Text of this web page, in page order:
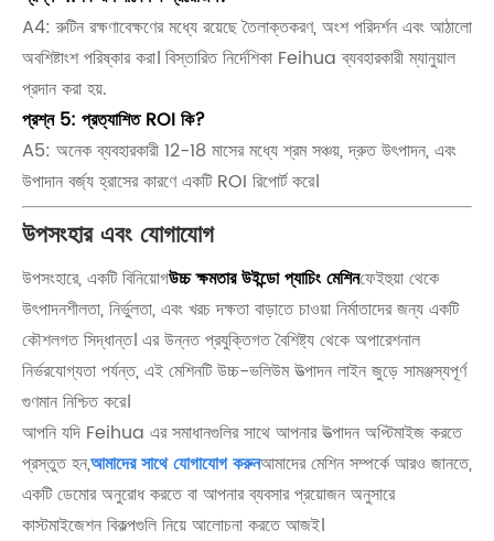
A4: রুটিন রক্ষণাবেক্ষণের মধ্যে রয়েছে তৈলাক্তকরণ, অংশ পরিদর্শন এবং আঠালো
অবশিষ্টাংশ পরিষ্কার করা। বিস্তারিত নির্দেশিকা Feihua ব্যবহারকারী ম্যানুয়াল
প্রদান করা হয়.
প্রশ্ন 5: প্রত্যাশিত ROI কি?
A5: অনেক ব্যবহারকারী 12-18 মাসের মধ্যে শ্রম সঞ্চয়, দ্রুত উৎপাদন, এবং
উপাদান বর্জ্য হ্রাসের কারণে একটি ROI রিপোর্ট করে।
উপসংহার এবং যোগাযোগ
উপসংহারে, একটি বিনিয়োগউচ্চ ক্ষমতার উইন্ডো প্যাচিং মেশিনফেইহুয়া থেকে
উৎপাদনশীলতা, নির্ভুলতা, এবং খরচ দক্ষতা বাড়াতে চাওয়া নির্মাতাদের জন্য একটি
কৌশলগত সিদ্ধান্ত। এর উন্নত প্রযুক্তিগত বৈশিষ্ট্য থেকে অপারেশনাল
নির্ভরযোগ্যতা পর্যন্ত, এই মেশিনটি উচ্চ-ভলিউম উত্পাদন লাইন জুড়ে সামঞ্জস্যপূর্ণ
গুণমান নিশ্চিত করে।
আপনি যদি Feihua এর সমাধানগুলির সাথে আপনার উত্পাদন অপ্টিমাইজ করতে
প্রস্তুত হন,আমাদের সাথে যোগাযোগ করুনআমাদের মেশিন সম্পর্কে আরও জানতে,
একটি ডেমোর অনুরোধ করতে বা আপনার ব্যবসার প্রয়োজন অনুসারে
কাস্টমাইজেশন বিকল্পগুলি নিয়ে আলোচনা করতে আজই।